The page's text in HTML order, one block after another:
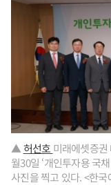
▲허선호 미래에셋증
월30일 ‘개인투자용 국
사진을 찍고 있다. <한